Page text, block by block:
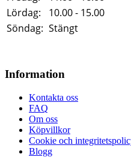
Lördag:
10.00 - 15.00
Söndag: Stängt
Information
Kontakta oss
FAQ
Om oss
Köpvillkor
Cookie och
Blogg